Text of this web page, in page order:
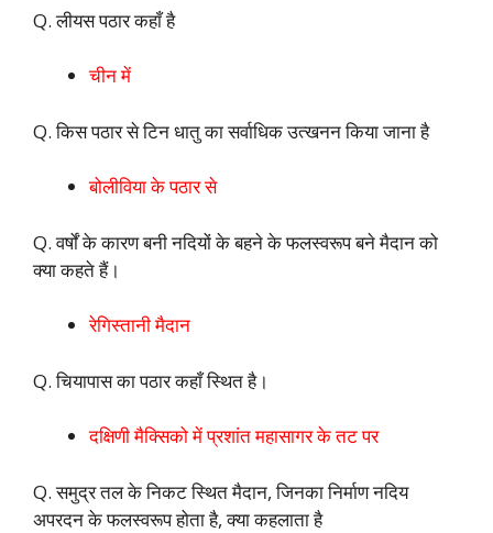
Q. लीयस पठार कहाँ है
चीन में
Q. किस पठार से टिन धातु का सर्वाधिक उत्खनन किया जाना है
बोलीविया के पठार से
Q. वर्षों के कारण बनी नदियों के बहने के फलस्वरूप बने मैदान को
क्या कहते हैं।
रेगिस्तानी मैदान
Q. चियापास का पठार कहाँ स्थित है।
दक्षिणी मैक्सिको में प्रशांत महासागर के तट पर
Q. समुद्र तल के निकट स्थित मैदान, जिनका निर्माण नदिय
अपरदन के फलस्वरूप होता है, क्या कहलाता है